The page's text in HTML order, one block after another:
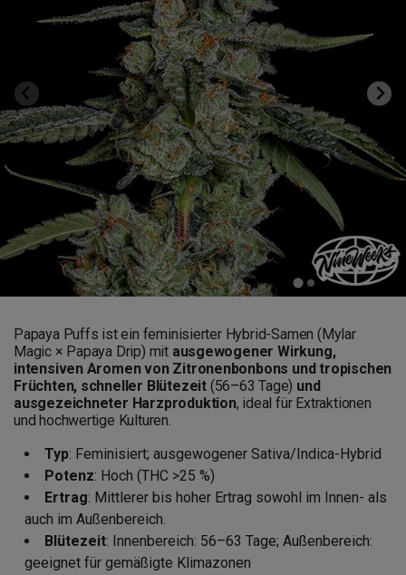
Papaya Puffs ist ein feminisierter Hybrid-Samen (Mylar
Magic × Papaya Drip) mit ausgewogener Wirkung,
intensiven Aromen von Zitronenbonbons und tropischen
Früchten, schneller Blütezeit(56–63 Tage) und
ausgezeichneter Harzproduktion, ideal für Extraktionen
und hochwertige Kulturen.
Typ: Feminisiert; ausgewogener Sativa/Indica-Hybrid
Potenz: Hoch (THC >25 %)
Ertrag: Mittlerer bis hoher Ertrag sowohl im Innen- als
auch im Außenbereich.
Blütezeit: Innenbereich: 56–63 Tage; Außenbereich:
geeignet für gemäßigte Klimazonen